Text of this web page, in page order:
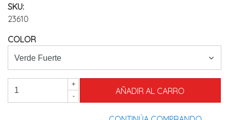
SKU:
23610
COLOR
+
-